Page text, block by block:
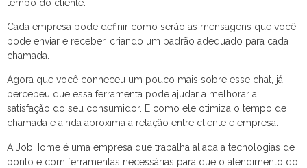
tempo do cliente.
Cada empresa pode definir como serão as mensagens que você
pode enviar e receber, criando um padrão adequado para cada
chamada.
Agora que você conheceu um pouco mais sobre esse chat, já
percebeu que essa ferramenta pode ajudar a melhorar a
satisfação do seu consumidor. E como ele otimiza o tempo de
chamada e ainda aproxima a relação entre cliente e empresa.
A JobHome é uma empresa que trabalha aliada a tecnologias de
ponto e com ferramentas necessárias para que o atendimento do